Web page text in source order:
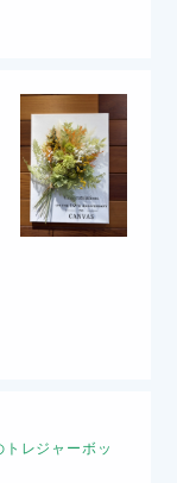
トレジャーボッ